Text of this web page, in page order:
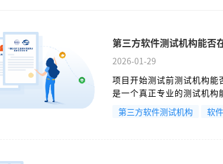
第三方软件测试机构能否
2026-01-29
项目开始测试前测试机构
是一个真正专业的测试机构
双方沟通和被测系统状态。
第三方软件测试机构 软